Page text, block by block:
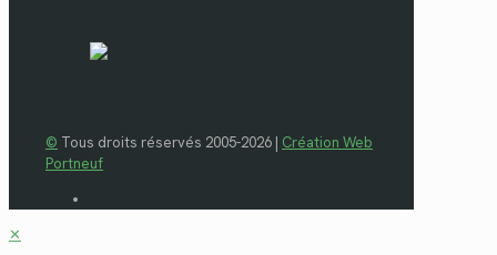
© Tous droits réservés 2005-2026 | Création Web
Portneuf
✕